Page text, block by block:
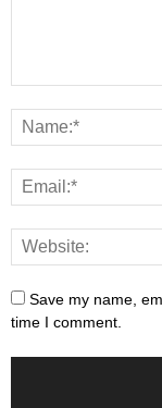
Save my name,
time I comment.